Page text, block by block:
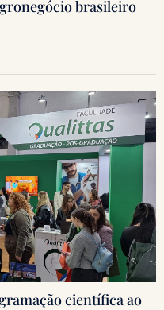
brasileiro
científica ao